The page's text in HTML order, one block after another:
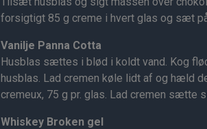
forsigtigt 85 g creme i hvert glas og sæt
Vanilje Panna Cotta
Husblas sættes i blød i koldt vand. Kog
husblas. Lad cremen køle lidt af og hæld
cremeux, 75 g pr. glas. Lad cremen sætte
Whiskey Broken gel